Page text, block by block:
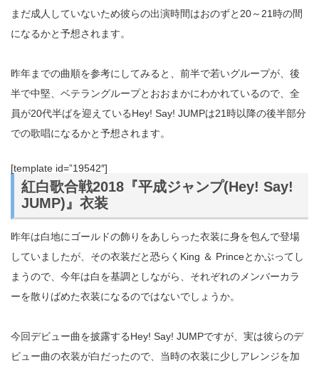
まだ成人していないため彼らの出演時間はおのずと20～21時の間
になるかと予想されます。
昨年までの曲順を参考にしてみると、前半で若いグループが、後
半で中堅、ベテラングループとおおまかにわかれているので、全
員が20代半ばを迎えているHey! Say! JUMPは21時以降の後半部分
での歌唱になるかと予想されます。
[template id=”19542″]
紅白歌合戦2018『平成ジャンプ(Hey! Say!
JUMP)』衣装
昨年は白地にゴールドの飾りをあしらった衣装に身を包んで登場
していましたが、その衣装だと恐らくKing ＆ Princeとかぶってし
まうので、今年は白を基調としながら、それぞれのメンバーカラ
ーを散りばめた衣装になるのではないでしょうか。
今回デビュー曲を披露するHey! Say! JUMPですが、実は彼らのデ
ビュー曲の衣装が白だったので、当時の衣装に少しアレンジを加